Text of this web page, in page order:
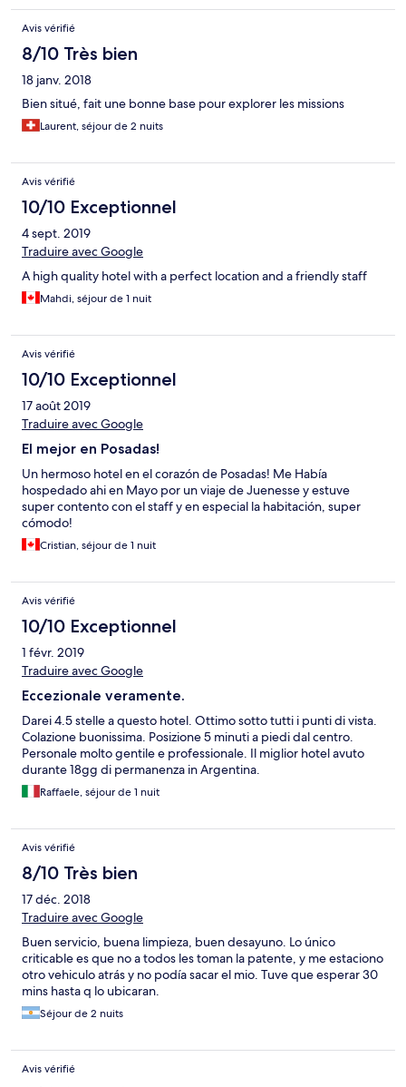
Avis vérifié
8/10 Très bien
18 janv. 2018
Bien situé, fait une bonne base pour explorer les missions
Laurent, séjour de 2 nuits
Avis vérifié
10/10 Exceptionnel
4 sept. 2019
Traduire avec Google
A high quality hotel with a perfect location and a friendly staff
Mahdi, séjour de 1 nuit
Avis vérifié
10/10 Exceptionnel
17 août 2019
Traduire avec Google
El mejor en Posadas!
Un hermoso hotel en el corazón de Posadas! Me Había
hospedado ahi en Mayo por un viaje de Juenesse y estuve
super contento con el staff y en especial la habitación, super
cómodo!
Cristian, séjour de 1 nuit
Avis vérifié
10/10 Exceptionnel
1 févr. 2019
Traduire avec Google
Eccezionale veramente.
Darei 4.5 stelle a questo hotel. Ottimo sotto tutti i punti di vista.
Colazione buonissima. Posizione 5 minuti a piedi dal centro.
Personale molto gentile e professionale. Il miglior hotel avuto
durante 18gg di permanenza in Argentina.
Raffaele, séjour de 1 nuit
Avis vérifié
8/10 Très bien
17 déc. 2018
Traduire avec Google
Buen servicio, buena limpieza, buen desayuno. Lo único
criticable es que no a todos les toman la patente, y me estaciono
otro vehiculo atrás y no podía sacar el mio. Tuve que esperar 30
mins hasta q lo ubicaran.
Séjour de 2 nuits
Avis vérifié